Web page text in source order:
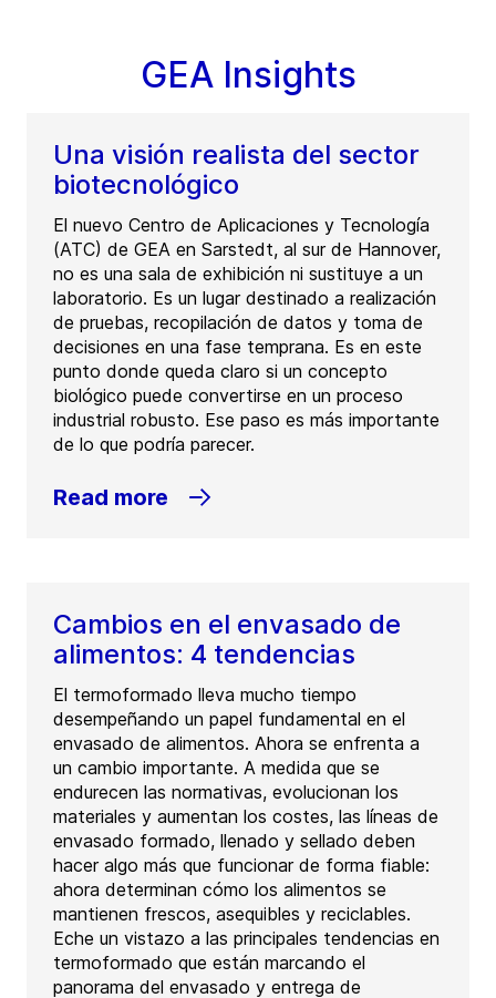
GEA Insights
Una visión realista del sector
biotecnológico
El nuevo Centro de Aplicaciones y Tecnología
(ATC) de GEA en Sarstedt, al sur de Hannover,
no es una sala de exhibición ni sustituye a un
laboratorio. Es un lugar destinado a realización
de pruebas, recopilación de datos y toma de
decisiones en una fase temprana. Es en este
punto donde queda claro si un concepto
biológico puede convertirse en un proceso
industrial robusto. Ese paso es más importante
de lo que podría parecer.
Read more
Cambios en el envasado de
alimentos: 4 tendencias
El termoformado lleva mucho tiempo
desempeñando un papel fundamental en el
envasado de alimentos. Ahora se enfrenta a
un cambio importante. A medida que se
endurecen las normativas, evolucionan los
materiales y aumentan los costes, las líneas de
envasado formado, llenado y sellado deben
hacer algo más que funcionar de forma fiable:
ahora determinan cómo los alimentos se
mantienen frescos, asequibles y reciclables.
Eche un vistazo a las principales tendencias en
termoformado que están marcando el
panorama del envasado y entrega de